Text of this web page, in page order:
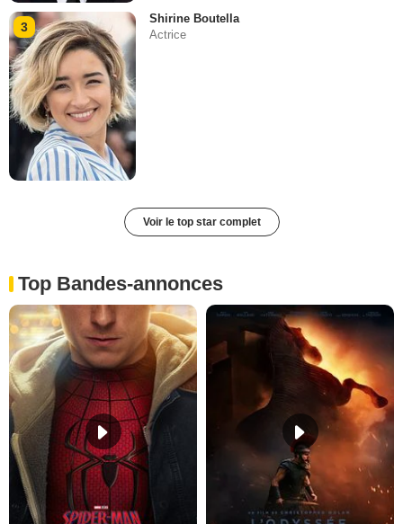
3
Shirine Boutella
Actrice
Voir le top star complet
Top Bandes-annonces